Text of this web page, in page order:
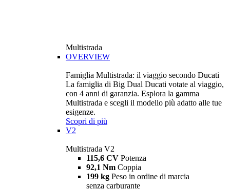
Multistrada
OVERVIEW
Famiglia Multistrada: il viaggio secondo Ducati
La famiglia di Big Dual Ducati votate al viaggio,
con 4 anni di garanzia. Esplora la gamma
Multistrada e scegli il modello più adatto alle tue
esigenze.
Scopri di più
V2
Multistrada V2
115,6 CV Potenza
92,1 Nm Coppia
199 kg Peso in ordine di marcia
senza carburante